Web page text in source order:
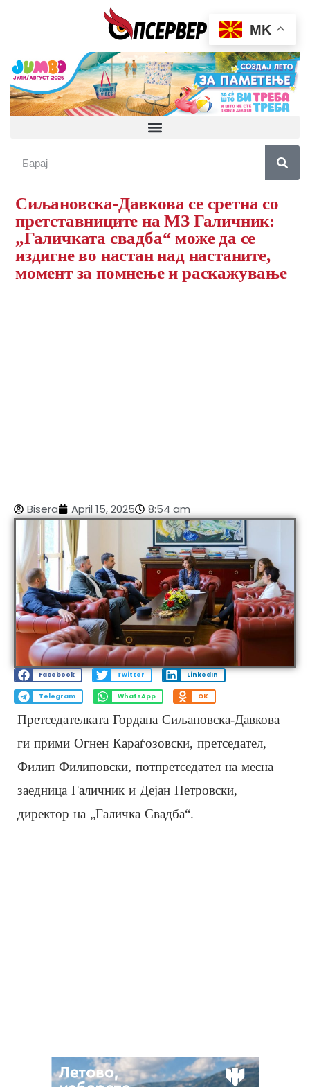
Сиљановска-Давкова се сретна со
претставниците на МЗ Галичник:
„Галичката свадба“ може да се
издигне во настан над настаните,
момент за помнење и раскажување
Bisera April 15, 2025 8:54 am
Facebook Twitter LinkedIn
Telegram WhatsApp OK
Претседателката Гордана Сиљановска-Давкова
ги прими Огнен Караѓозовски, претседател,
Филип Филиповски, потпретседател на месна
заедница Галичник и Дејан Петровски,
директор на „Галичка Свадба“.
MK